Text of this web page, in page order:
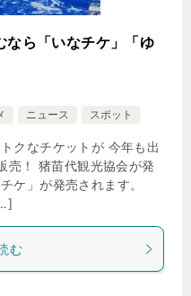
なら「いなチケ」「ゆ
ニュース スポット
クなチケットが 今年も出
！ 猪苗代観光協会が発
ケ」が発売されます。
む